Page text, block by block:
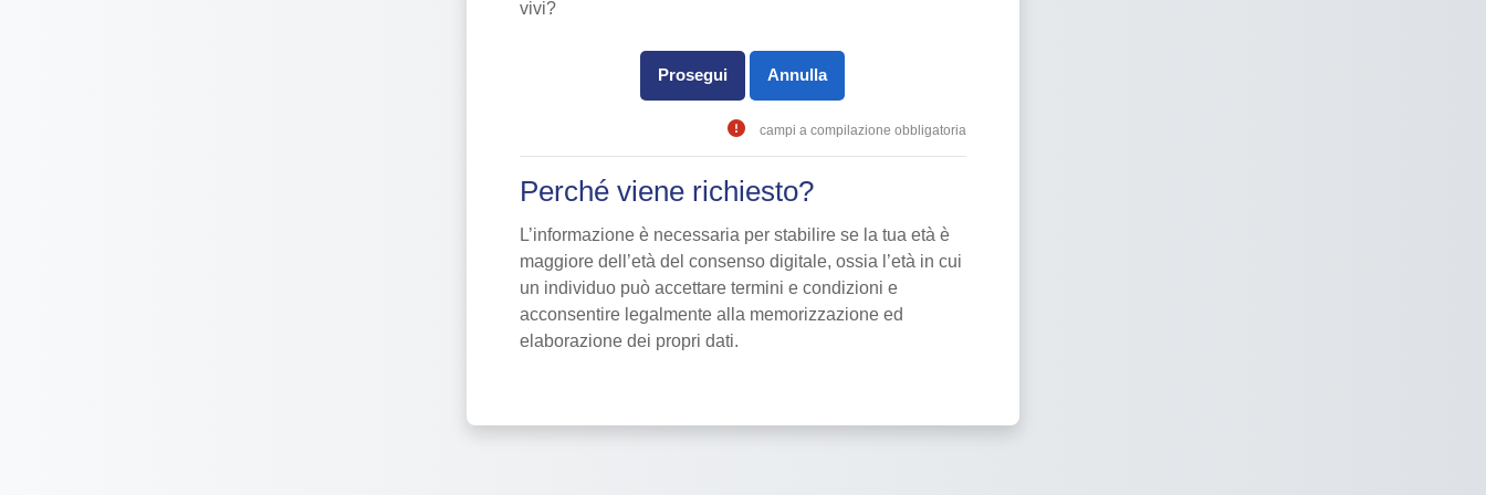
vivi?
campi a compilazione obbligatoria
Perché viene richiesto?
L’informazione è necessaria per stabilire se la tua età è
maggiore dell’età del consenso digitale, ossia l’età in cui
un individuo può accettare termini e condizioni e
acconsentire legalmente alla memorizzazione ed
elaborazione dei propri dati.